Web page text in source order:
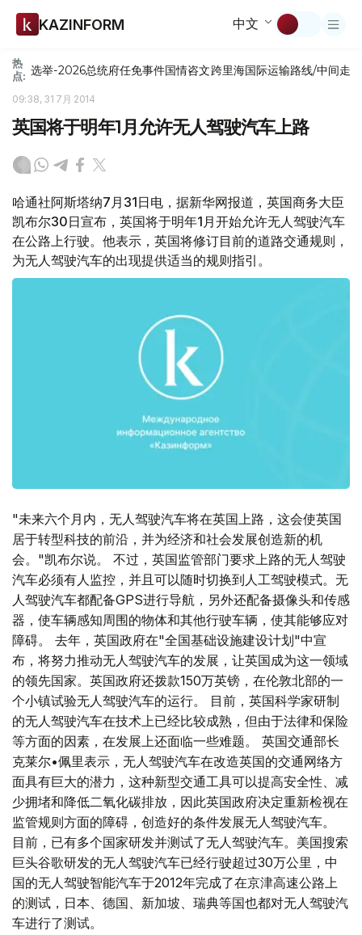
KAZINFORM 中文
热
点: 选举-2026总统府任免事件国情咨文跨里海国际运输路线/中间走廊
09:38, 31 7月 2014
英国将于明年1月允许无人驾驶汽车上路
哈通社阿斯塔纳7月31日电，据新华网报道，英国商务大臣
凯布尔30日宣布，英国将于明年1月开始允许无人驾驶汽车
在公路上行驶。他表示，英国将修订目前的道路交通规则，
为无人驾驶汽车的出现提供适当的规则指引。
"未来六个月内，无人驾驶汽车将在英国上路，这会使英国
居于转型科技的前沿，并为经济和社会发展创造新的机
会。"凯布尔说。 不过，英国监管部门要求上路的无人驾驶
汽车必须有人监控，并且可以随时切换到人工驾驶模式。无
人驾驶汽车都配备GPS进行导航，另外还配备摄像头和传感
器，使车辆感知周围的物体和其他行驶车辆，使其能够应对
障碍。 去年，英国政府在"全国基础设施建设计划"中宣
布，将努力推动无人驾驶汽车的发展，让英国成为这一领域
的领先国家。英国政府还拨款150万英镑，在伦敦北部的一
个小镇试验无人驾驶汽车的运行。 目前，英国科学家研制
的无人驾驶汽车在技术上已经比较成熟，但由于法律和保险
等方面的因素，在发展上还面临一些难题。 英国交通部长
克莱尔•佩里表示，无人驾驶汽车在改造英国的交通网络方
面具有巨大的潜力，这种新型交通工具可以提高安全性、减
少拥堵和降低二氧化碳排放，因此英国政府决定重新检视在
监管规则方面的障碍，创造好的条件发展无人驾驶汽车。
目前，已有多个国家研发并测试了无人驾驶汽车。美国搜索
巨头谷歌研发的无人驾驶汽车已经行驶超过30万公里，中
国的无人驾驶智能汽车于2012年完成了在京津高速公路上
的测试，日本、德国、新加坡、瑞典等国也都对无人驾驶汽
车进行了测试。